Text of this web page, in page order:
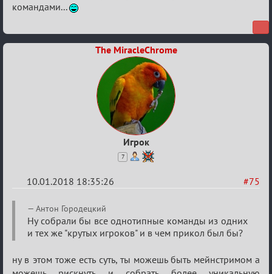
командами...
The MiracleChrome
Игрок
7
#75
10.01.2018 18:35:26
Re:
Обсуждение
«Менеджер
Мафии»
Антон Городецкий
Ну собрали бы все однотипные команды из одних
и тех же "крутых игроков" и в чем прикол был бы?
ну в этом тоже есть суть, ты можешь быть мейнстримом а